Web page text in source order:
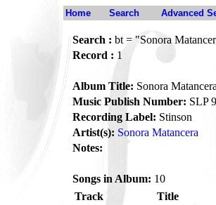
Home Search Advanced
Search : bt = "Sonora
Record : 1
Album Title: Sonora
Music Publish Number: SLP
Recording Label: Stinson
Artist(s): Sonora Matancera
Notes:
Songs in Album: 10
Track
Title